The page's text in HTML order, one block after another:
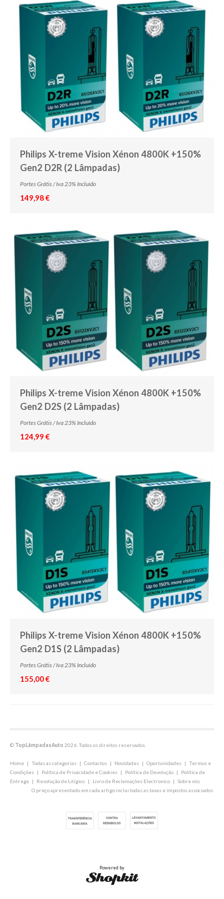
Philips X-treme Vision Xénon 4800K +150%
Gen2 D2R (2 Lâmpadas)
Portes Grátis / Iva 23% Incluído
149,98 €
Philips X-treme Vision Xénon 4800K +150%
Gen2 D2S (2 Lâmpadas)
Portes Grátis / Iva 23% Incluído
124,99 €
Philips X-treme Vision Xénon 4800K +150%
Gen2 D1S (2 Lâmpadas)
Portes Grátis / Iva 23% Incluído
155,00 €
© TopLâmpadasAuto 2026. Todos os direitos reservados.
Home | Todas as categorias | Contactos | Novidades | Oportunidades | Termos e
Condições | Política de Privacidade e Cookies | Política de Devolução | Política de
Entrega | Resolução de Litígios | Livro de Reclamações Electronico | Sobre nós
O preço apresentado em cada artigo inclui todas as taxas e impostos associados.
Powered by